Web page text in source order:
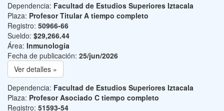
Dependencia: Facultad de Estudios Superiores Iztacala
Plaza: Profesor Titular A tiempo completo
Registro: 50966-66
Sueldo: $29,266.44
Área: Inmunología
Fecha de publicación: 25/jun/2026
Ver detalles »
Dependencia: Facultad de Estudios Superiores Iztacala
Plaza: Profesor Asociado C tiempo completo
Registro: 51593-54